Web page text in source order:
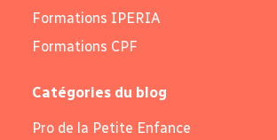
Formations IPERIA
Formations CPF
Catégories du blog
Pro de la Petite Enfance